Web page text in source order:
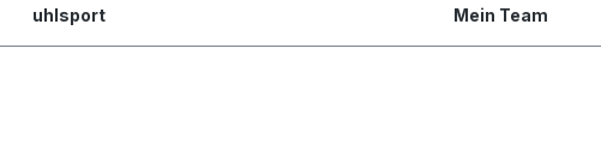
uhlsport Mein Team